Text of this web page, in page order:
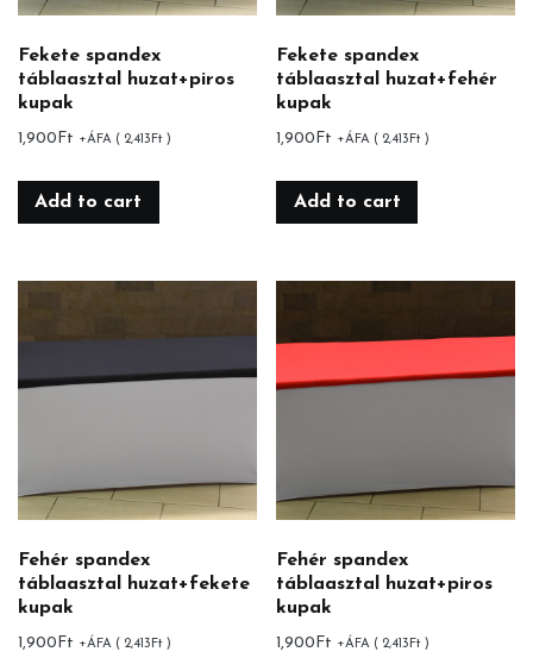
Fekete spandex
táblaasztal huzat+piros
kupak
1,900 Ft +ÁFA ( 2,413Ft )
Add to cart
Fekete spandex
táblaasztal huzat+fehér
kupak
1,900 Ft +ÁFA ( 2,413Ft )
Add to cart
Fehér spandex
táblaasztal huzat+fekete
kupak
1,900 Ft +ÁFA ( 2,413 Ft )
Fehér spandex
táblaasztal huzat+piros
kupak
1,900 Ft +ÁFA ( 2,413 Ft )